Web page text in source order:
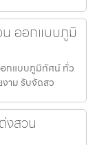
ออกแบบภูมิ
กแบบภูมิทัศน์ ทั่ว
าม รับจัดสว
งสวน